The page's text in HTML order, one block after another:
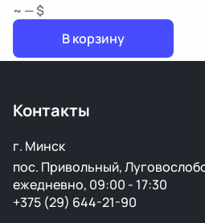
~ — $
В корзину
Контакты
г. Минск
пос. Привольный,
ежедневно, 09:00 - 17:30
+375 (29) 644-21-90